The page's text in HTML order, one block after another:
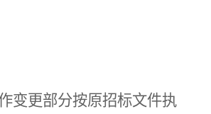
变更部分按原招标文件执